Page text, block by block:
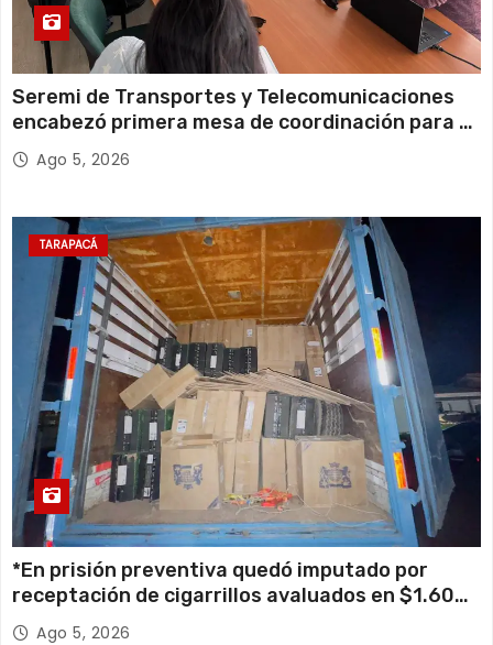
Seremi de Transportes y Telecomunicaciones
encabezó primera mesa de coordinación para el
retiro de cables en desuso en Iquique
Ago 5, 2026
TARAPACÁ
*En prisión preventiva quedó imputado por
receptación de cigarrillos avaluados en $1.600
millones*
Ago 5, 2026